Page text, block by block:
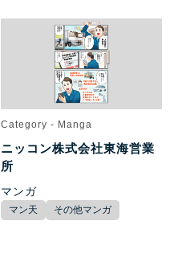
Category - Manga
ニッコン株式会社東海営業
所
マンガ
マン天 その他マンガ